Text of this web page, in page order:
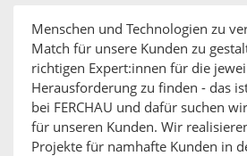
Menschen und Technologien zu
Match für unsere Kunden zu
richtigen Expert:innen für die
Herausforderung zu finden - das
bei FERCHAU und dafür suchen
für unseren Kunden. Wir
Projekte für namhafte Kunden in